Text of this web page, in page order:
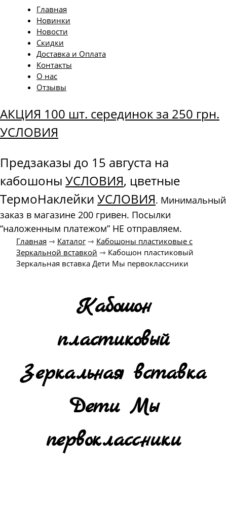
Главная
Новинки
Новости
Скидки
Доставка и Оплата
Контакты
О нас
Отзывы
АКЦИЯ 100 шт. серединок за 250 грн.
УСЛОВИЯ
Предзаказы до 15 августа на
кабошоны УСЛОВИЯ, цветные
ТермоНаклейки УСЛОВИЯ. Минимальный
заказ в магазине 200 гривен. Посылки
“наложенным платежом” НЕ отправляем.
Главная ⇾ Каталог⇾ Кабошоны пластиковые с
Зеркальной вставкой ⇾ Кабошон пластиковый
Зеркальная вставка Дети Мы первоклассники
Кабошон
пластиковый
Зеркальная вставка
Дети Мы
первоклассники